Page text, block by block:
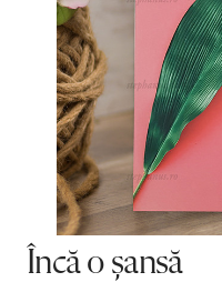
Încă o șansă